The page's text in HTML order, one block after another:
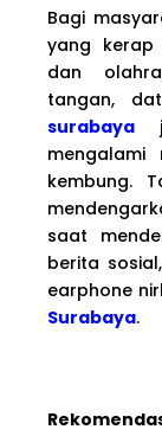
Bagi
yang kerap
dan
tangan,
surabaya
kembung.
saat
berita
earphone
Surabaya.